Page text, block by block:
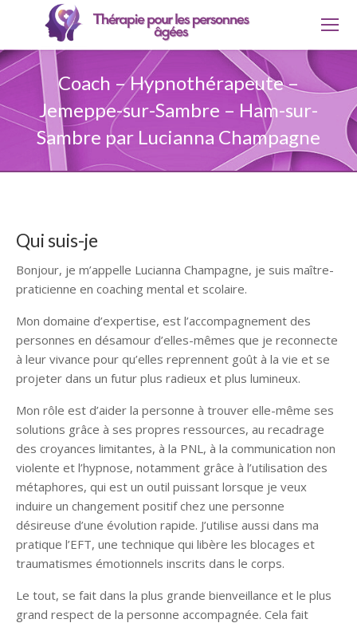
Coach – Hypnothérapeute –
Jemeppe-sur-Sambre – Ham-sur-
Sambre par Lucianna Champagne
Qui suis-je
Bonjour, je m’appelle Lucianna Champagne, je suis maître-
praticienne en coaching mental et scolaire.
Mon domaine d’expertise, est l’accompagnement des
personnes en désamour d’elles-mêmes que je reconnecte
à leur vivance pour qu’elles reprennent goût à la vie et se
projeter dans un futur plus radieux et plus lumineux.
Mon rôle est d’aider la personne à trouver elle-même ses
solutions grâce à ses propres ressources, au recadrage
des croyances limitantes, à la PNL, à la communication non
violente et l’hypnose, notamment grâce à l’utilisation des
métaphores, qui est un outil puissant lorsque je veux
induire un changement positif chez une personne
désireuse d’une évolution rapide. J’utilise aussi dans ma
pratique l’EFT, une technique qui libère les blocages et
traumatismes émotionnels inscrits dans le corps.
Le tout, se fait dans la plus grande bienveillance et le plus
grand respect de la personne accompagnée. Cela fait